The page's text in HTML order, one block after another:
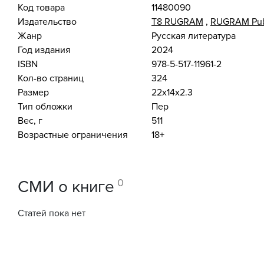
Код товара
11480090
Издательство
Т8 RUGRAM , RUGRAM
Жанр
Русская литература
Год издания
2024
ISBN
978-5-517-11961-2
Кол-во страниц
324
Размер
22x14x2.3
Тип обложки
Пер
Вес, г
511
Возрастные ограничения
18+
СМИ о книге 0
Статей пока нет